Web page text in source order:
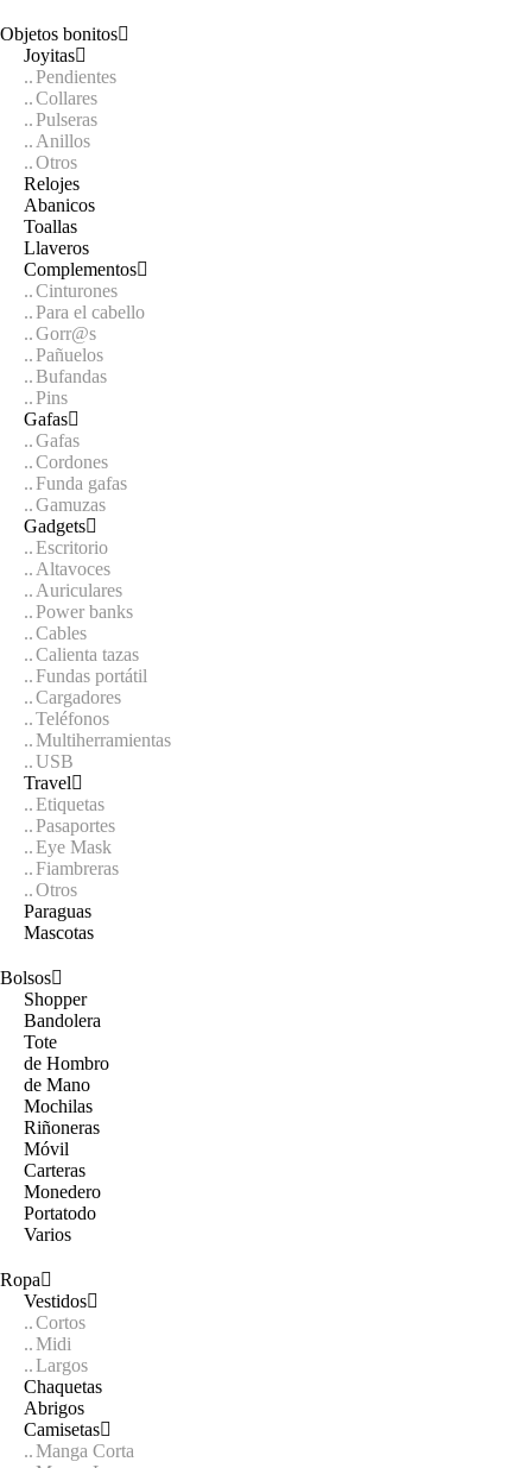
Objetos bonitos
Joyitas
Pendientes
Collares
Pulseras
Anillos
Otros
Relojes
Abanicos
Toallas
Llaveros
Complementos
Cinturones
Para el cabello
Gorr@s
Pañuelos
Bufandas
Pins
Gafas
Gafas
Cordones
Funda gafas
Gamuzas
Gadgets
Escritorio
Altavoces
Auriculares
Power banks
Cables
Calienta tazas
Fundas portátil
Cargadores
Teléfonos
Multiherramientas
USB
Travel
Etiquetas
Pasaportes
Eye Mask
Fiambreras
Otros
Paraguas
Mascotas
Bolsos
Shopper
Bandolera
Tote
de Hombro
de Mano
Mochilas
Riñoneras
Móvil
Carteras
Monedero
Portatodo
Varios
Ropa
Vestidos
Cortos
Midi
Largos
Chaquetas
Abrigos
Camisetas
Manga Corta